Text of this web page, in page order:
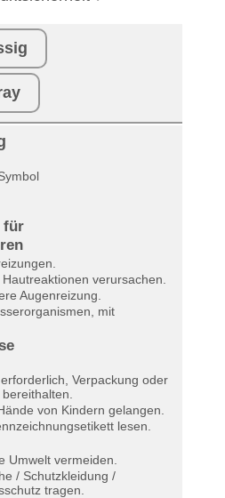
für
verursachen.
Augenreizung.
mit
Verpackung oder
von Kindern gelangen.
lesen.
Umwelt vermeiden.
/ Schutzkleidung /
tragen.